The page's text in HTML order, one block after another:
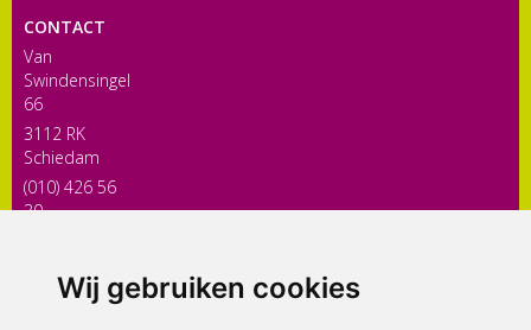
Wij gebruiken cookies
CONTACT
Van
Swindensingel
66
3112 RK
Schiedam
(010) 426 56
30
ONDERDEEL VAN